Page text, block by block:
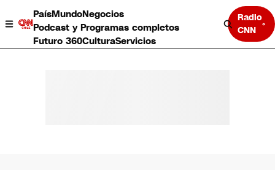
PaísMundoNegocios
Podcast y Programas completos
Futuro 360CulturaServicios
Radio
CNN